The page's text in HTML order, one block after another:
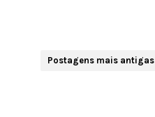
Postagens mais antigas